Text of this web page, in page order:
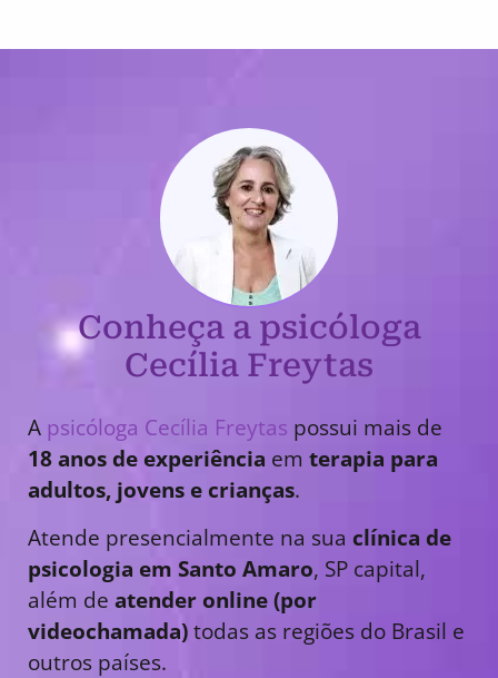
Conheça a psicóloga
Cecília Freytas
A psicóloga Cecília Freytas possui mais de
18 anos de experiência em terapia para
adultos, jovens e crianças.
Atende presencialmente na sua clínica de
psicologia em Santo Amaro, SP capital,
além de atender online (por
videochamada)todas as regiões do Brasil e
outros países.